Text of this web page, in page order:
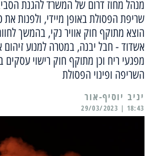
מנהל מחוז דרום של המשרד להגנת
שריפת הפסולת באופן מיידי, ולפנות
הוצא מתוקף חוק אוויר נקי, בהמשך
אשדוד - חבל יבנה, במטרה למנוע זיהום
מפגעי ריח וכן מתוקף חוק רישוי
השריפה ופינוי הפסולת
יניב יוסיף-אור
18:43 | 29/03/2023